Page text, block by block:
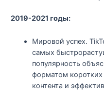
2019-2021 годы:
Мировой успех.
самых
популярность
форматом
контента и